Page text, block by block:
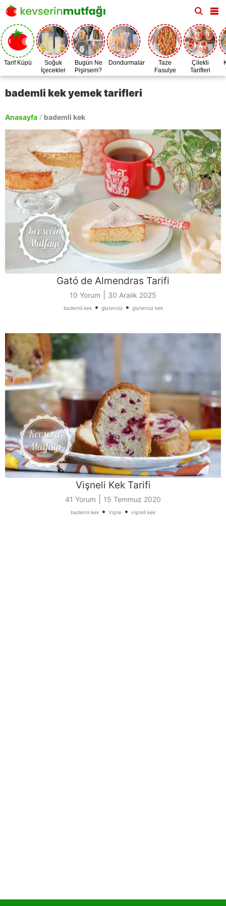
Tarif Küpü
Soğuk
İçecekler
Bugün Ne
Pişirsem?
Dondurmalar
Taze
Fasulye
Zamanı
Çilekli
Tarifleri
bademli kek yemek tarifleri
Anasayfa / bademli kek
Gató de Almendras Tarifi
10 Yorum 30 Aralık 2025
bademli kek• glutensiz• glutensiz kek
Vişneli Kek Tarifi
41 Yorum 15 Temmuz 2020
bademli kek • Vişne • vişneli kek